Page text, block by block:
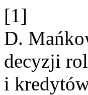
[1]
D.
decyzji
i